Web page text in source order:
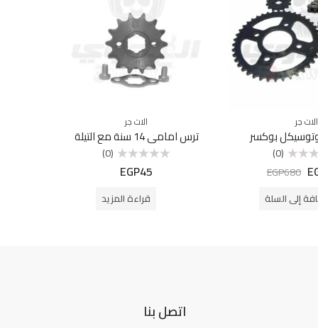
الات جر
بوكسر
(0)
EGP680
إلى السلة
الات جر
ترس امامي 14 سنة مع التيلة
التقييم
(0)
EGP45
قراءة المزيد
اتصل بنا